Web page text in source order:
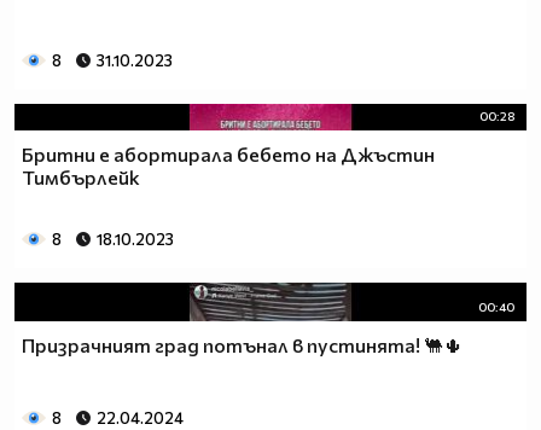
8 31.10.2023
00:28
Бритни е абортирала бебето на Джъстин
Тимбърлейк
8 18.10.2023
00:40
Призрачният град потънал в пустинята! 🐫🌵
8 22.04.2024